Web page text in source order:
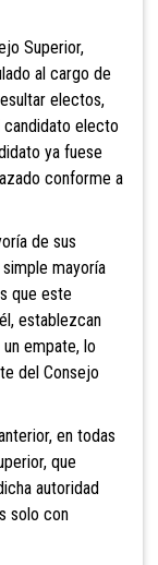
Superior,
al cargo de
electos,
electo
ya fuese
conforme a
de sus
mayoría
que este
establezcan
empate, lo
del Consejo
en todas
que
autoridad
solo con